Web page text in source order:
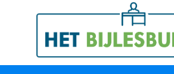
Overslaan en naar de algemene inhoud gaan
Toggle menu